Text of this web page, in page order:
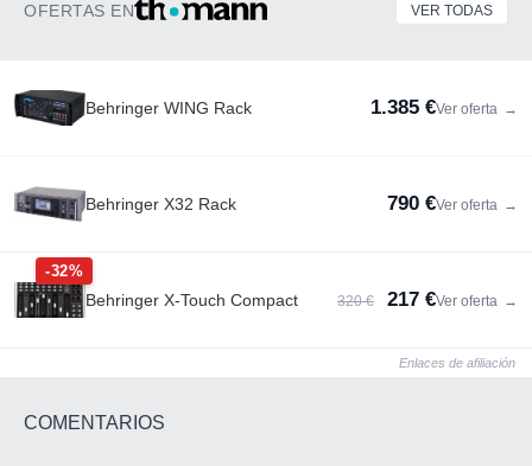
OFERTAS EN VER TODAS
Behringer WING Rack 1.385 €Ver oferta →
Behringer X32 Rack 790 €Ver oferta →
-32%
Behringer X-Touch Compact 320 € 217 €Ver oferta →
Enlaces de afiliación
COMENTARIOS